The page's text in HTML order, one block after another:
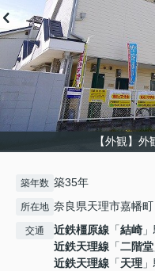
【外観】
築年数 築35年
所在地 奈良県天理市嘉幡町
交通 近鉄橿原線 「結崎
近鉄天理線 「二階堂
近鉄天理線 「天理